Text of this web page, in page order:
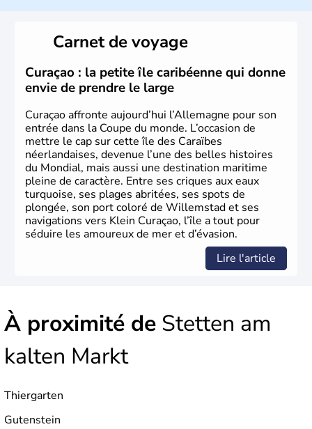
lesquelles bénéficient d'une grande autonomie. Le pays
peut se targuer de grands noms qu'il a vu naître dans tous
les domaines, des arts à la politique en passant par la
philosophie. Hertz, Gutenberg, Heidegger, Thomas Mann,
Herman Hesse ou bien Hegel en font partie.
Carnet de voyage
Curaçao : la petite île caribéenne qui donne
envie de prendre le large
Curaçao affronte aujourd’hui l’Allemagne pour son
entrée dans la Coupe du monde. L’occasion de
mettre le cap sur cette île des Caraïbes
néerlandaises, devenue l’une des belles histoires
du Mondial, mais aussi une destination maritime
pleine de caractère. Entre ses criques aux eaux
turquoise, ses plages abritées, ses spots de
plongée, son port coloré de Willemstad et ses
navigations vers Klein Curaçao, l’île a tout pour
séduire les amoureux de mer et d’évasion.
Lire l'article
À proximité de Stetten am
kalten Markt
Thiergarten
Gutenstein